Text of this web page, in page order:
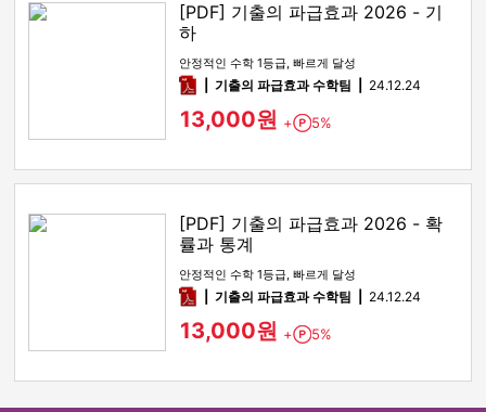
[PDF] 기출의 파급효과 2026 - 기
하
안정적인 수학 1등급, 빠르게 달성
pdf기출의 파급효과 수학팀 24.12.24
13,000원 + Point
5%
[PDF] 기출의 파급효과 2026 - 확
률과 통계
안정적인 수학 1등급, 빠르게 달성
pdf기출의 파급효과 수학팀 24.12.24
13,000원 + Point
5%